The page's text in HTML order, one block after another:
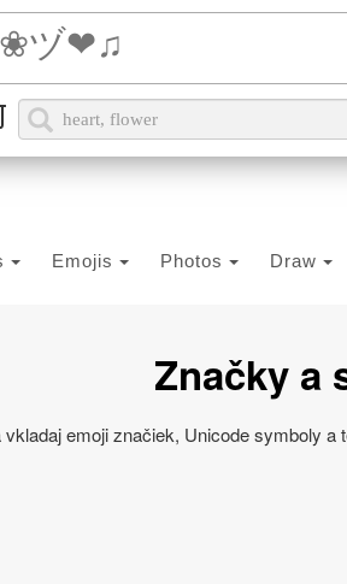
Emojis Photos Draw
Značky a
vkladaj emoji značiek, Unicode symboly